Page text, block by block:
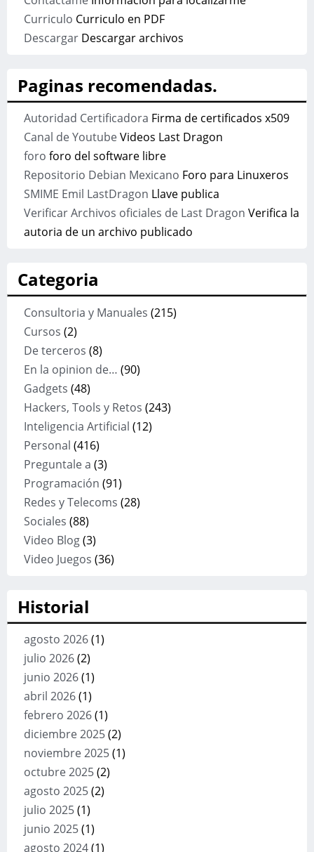
Curriculo Curriculo en PDF
DescargarDescargar archivos
Paginas recomendadas.
Autoridad Certificadora Firma de certificados x509
Canal de YoutubeVideos Last Dragon
foro foro del software libre
Repositorio Debian Mexicano Foro para Linuxeros
SMIME Emil LastDragon Llave publica
Verificar Archivos oficiales de Last Dragon Verifica la
autoria de un archivo publicado
Categoria
Consultoria y Manuales (215)
Cursos (2)
De terceros (8)
En la opinion de… (90)
Gadgets (48)
Hackers, Tools y Retos (243)
Inteligencia Artificial (12)
Personal (416)
Preguntale a (3)
Programación (91)
Redes y Telecoms (28)
Sociales (88)
Video Blog(3)
Video Juegos (36)
Historial
agosto 2026(1)
julio 2026(2)
junio 2026(1)
abril 2026(1)
febrero 2026(1)
diciembre 2025(2)
noviembre 2025(1)
octubre 2025(2)
agosto 2025(2)
julio 2025(1)
junio 2025(1)
agosto 2024(1)